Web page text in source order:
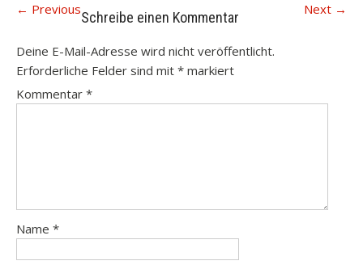
← Previous Next →
Schreibe einen Kommentar
Deine E-Mail-Adresse wird nicht veröffentlicht.
Erforderliche Felder sind mit * markiert
Kommentar *
Name *